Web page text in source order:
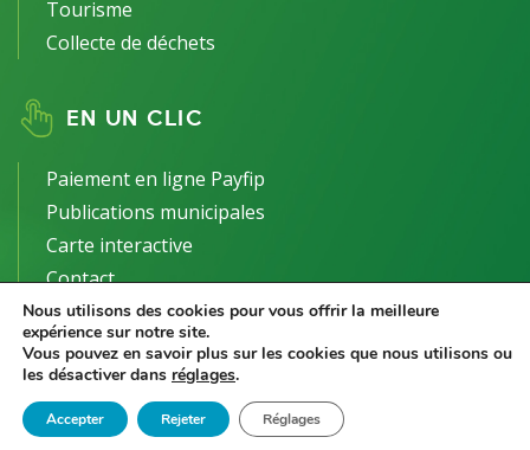
Tourisme
Collecte de déchets
EN UN CLIC
Paiement en ligne Payfip
Publications municipales
Carte interactive
Contact
2021 Le Controis-en-Sologne -Mentions Légales
confidentialité
| Site réalisé et hébergé par
Nous utilisons des cookies pour vous offrir la meilleure
expérience sur notre site.
Vous pouvez en savoir plus sur les cookies que nous utilisons ou
les désactiver dans réglages.
Accepter Rejeter Réglages